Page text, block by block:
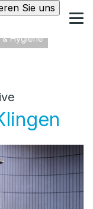
Sie uns
& Hygiene